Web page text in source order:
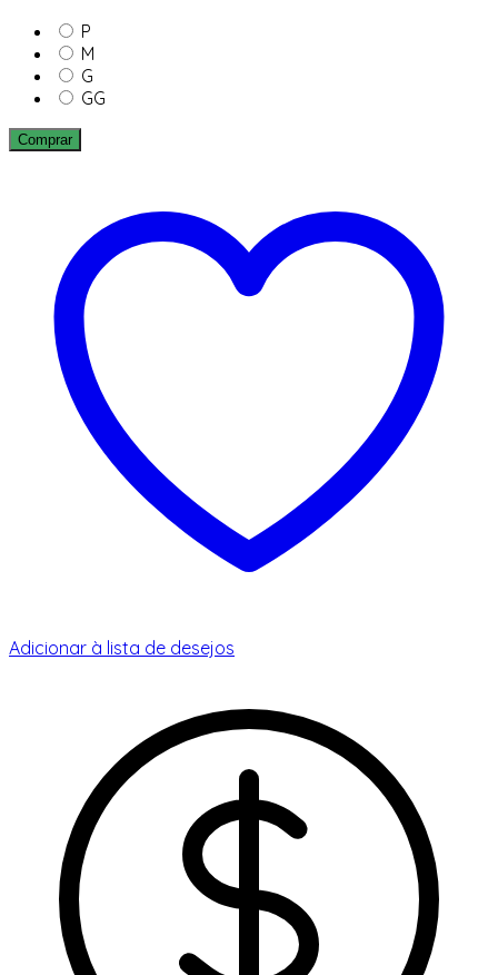
P
M
G
GG
Comprar
Adicionar à lista de desejos